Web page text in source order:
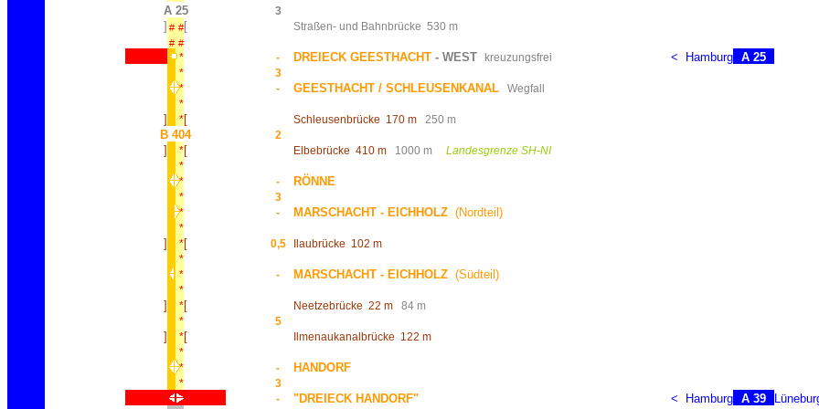
A 25 3
] # #[ Straßen- und Bahnbrücke 530 m
# #
* - DREIECK GEESTHACHT - WEST kreuzungsfrei < Hamburg A 25
*
3
*
- GEESTHACHT / SCHLEUSENKANAL
Wegfall
*
] *[ Schleusenbrücke 170 m 250 m
B 404 2
] *[ Elbebrücke 410 m 1000 m
Landesgrenze SH-NI
*
*
- RÖNNE
*
3
*
- MARSCHACHT - EICHHOLZ (Nordteil)
*
] *[ 0,5 Ilaubrücke 102 m
*
*
- MARSCHACHT - EICHHOLZ (Südteil)
*
] *[ Neetzebrücke 22 m
84 m
*
5
] *[ Ilmenaukanalbrücke 122 m
*
*
- HANDORF
*
3
-
"DREIECK HANDORF" < Hamburg A 39